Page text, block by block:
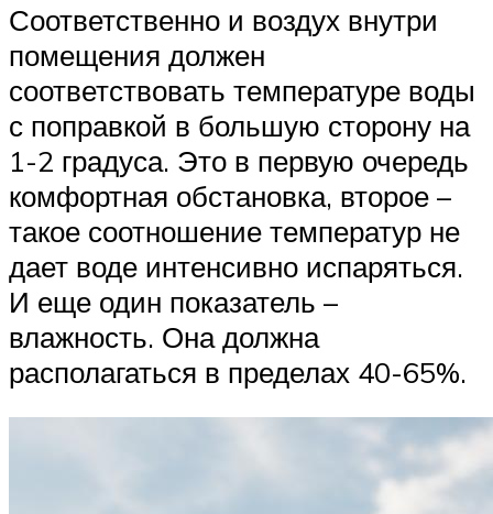
Соответственно и воздух внутри
помещения должен
соответствовать температуре воды
с поправкой в большую сторону на
1-2 градуса. Это в первую очередь
комфортная обстановка, второе –
такое соотношение температур не
дает воде интенсивно испаряться.
И еще один показатель –
влажность. Она должна
располагаться в пределах 40-65%.